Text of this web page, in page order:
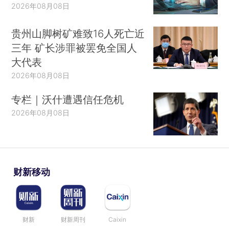
2026年08月08日
贵州山脚树矿难致16人死亡近
三年 矿长涉罪被罢免全国人
大代表
2026年08月08日
专栏｜沃什遭遇信任危机
2026年08月08日
财新移动
财新 财新周刊 Caixin